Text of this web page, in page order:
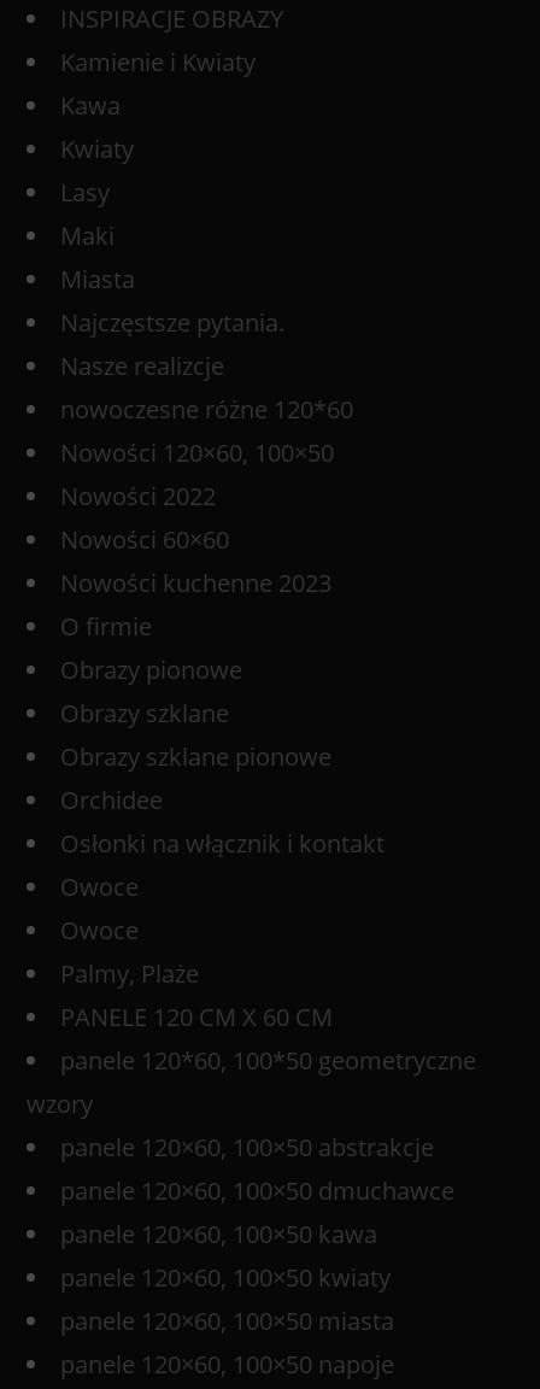
INSPIRACJE OBRAZY
Kamienie i Kwiaty
Kawa
Kwiaty
Lasy
Maki
Miasta
Najczęstsze pytania.
Nasze realizcje
nowoczesne różne 120*60
Nowości 120×60, 100×50
Nowości 2022
Nowości 60×60
Nowości kuchenne 2023
O firmie
Obrazy pionowe
Obrazy szklane
Obrazy szklane pionowe
Orchidee
Osłonki na włącznik i kontakt
Owoce
Owoce
Palmy, Plaże
PANELE 120 CM X 60 CM
panele 120*60, 100*50 geometryczne
wzory
panele 120×60, 100×50 abstrakcje
panele 120×60, 100×50 dmuchawce
panele 120×60, 100×50 kawa
panele 120×60, 100×50 kwiaty
panele 120×60, 100×50 miasta
panele 120×60, 100×50 napoje